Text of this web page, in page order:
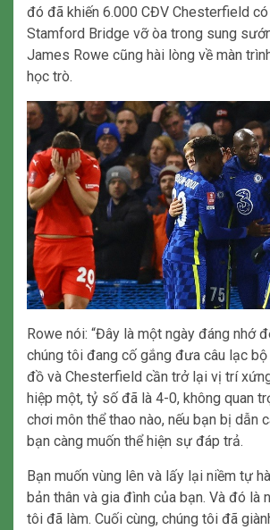
đó đã khiến 6.000 CĐV Chesterfield
Stamford Bridge vỡ òa trong sung
James Rowe cũng hài lòng về màn
học trò.
Rowe nói: “Đây là một ngày đáng nhớ
chúng tôi đang cố gắng đưa câu lạc
đồ và Chesterfield cần trở lại vị trí
hiệp một, tỷ số đã là 4-0, không quan
chơi môn thể thao nào, nếu bạn bị dẫn
bạn càng muốn thể hiện sự đáp trả.
Bạn muốn vùng lên và lấy lại niềm tự
bản thân và gia đình của bạn. Và đó là
tôi đã làm. Cuối cùng, chúng tôi đã